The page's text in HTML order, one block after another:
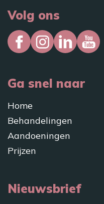
Volg ons
Ga snel naar
Home
Behandelingen
Aandoeningen
Prijzen
Nieuwsbrief